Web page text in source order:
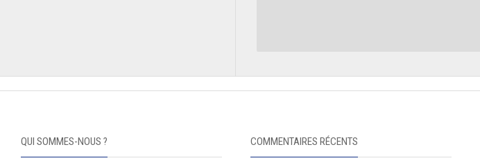
QUI SOMMES-NOUS ? COMMENTAIRES RÉCENTS